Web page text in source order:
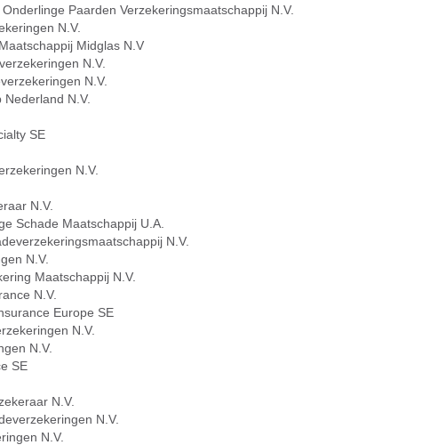
Paarden Verzekeringsmaatschappij N.V.
N.V.
Midglas N.V
N.V.
N.V.
N.V.
SE
N.V.
N.V.
Schade Maatschappij U.A.
N.V.
N.V.
Maatschappij N.V.
N.V.
Europe SE
N.V.
N.V.
SE
N.V.
N.V.
N.V.